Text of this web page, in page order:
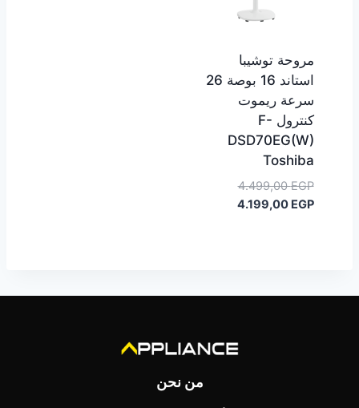
مروحة توشيبا
استاند 16 بوصة 26
سرعة ريموت
كنترول F-
DSD70EG(W)
Toshiba
4.499,00EGP
السعر
الأصلي4.199,00 EGP
السعر
من نحن